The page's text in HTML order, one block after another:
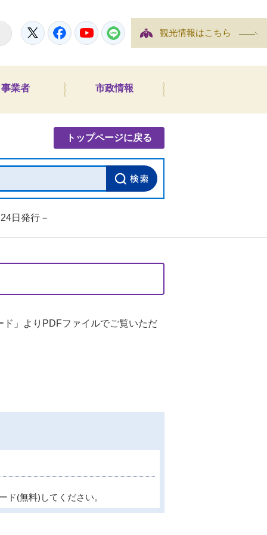
TwitterFacebookYouTubeLINE 観光情報はこちら
事業者 市政情報
トップページに戻る
日発行－
」よりPDFファイルでご覧いただ
ド(無料)してください。